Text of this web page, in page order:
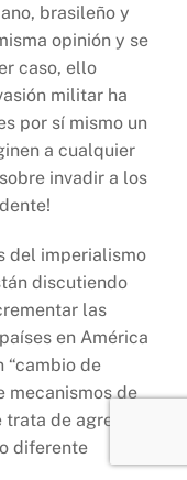
brasileño y
opinión y se
caso, ello
militar ha
por sí mismo un
a cualquier
invadir a los
del imperialismo
discutiendo
las
en América
“cambio de
mecanismos de
de agresión
diferente